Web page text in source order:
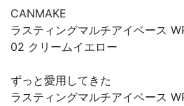
CANMAKE
ラスティングマルチアイベース
02 クリームイエロー
ずっと愛用してきた
ラスティングマルチアイベース